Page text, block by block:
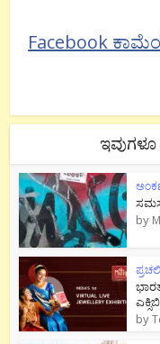
Facebook
by
by